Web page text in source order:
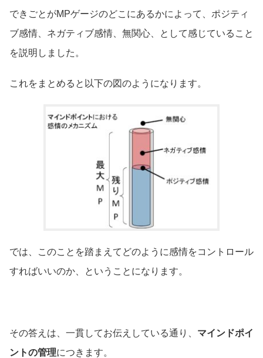
できごとがMPゲージのどこにあるかによって、ポジティ
ブ感情、ネガティブ感情、無関心、として感じていること
を説明しました。
これをまとめると以下の図のようになります。
では、このことを踏まえてどのように感情をコントロール
すればいいのか、ということになります。
その答えは、一貫してお伝えしている通り、 マインドポイ
ントの管理につきます。